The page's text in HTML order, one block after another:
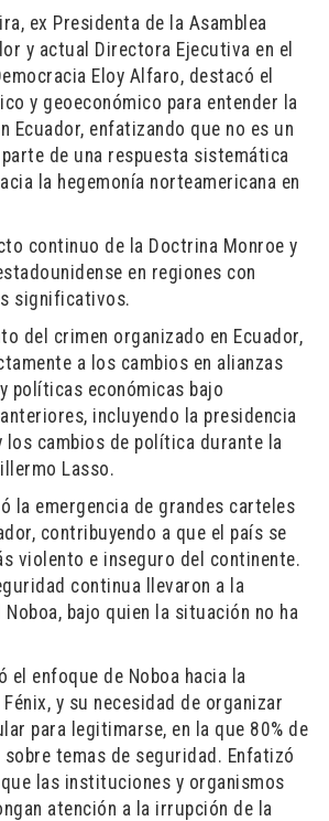
ex Presidenta de la Asamblea
y actual Directora Ejecutiva en el
Eloy Alfaro, destacó el
y geoeconómico para entender la
Ecuador, enfatizando que no es un
de una respuesta sistemática
la hegemonía norteamericana en
continuo de la Doctrina Monroe y
en regiones con
significativos.
del crimen organizado en Ecuador,
a los cambios en alianzas
políticas económicas bajo
incluyendo la presidencia
los cambios de política durante la
Lasso.
la emergencia de grandes carteles
contribuyendo a que el país se
violento e inseguro del continente.
continua llevaron a la
Noboa, bajo quien la situación no ha
el enfoque de Noboa hacia la
y su necesidad de organizar
para legitimarse, en la que 80% de
sobre temas de seguridad. Enfatizó
las instituciones y organismos
atención a la irrupción de la